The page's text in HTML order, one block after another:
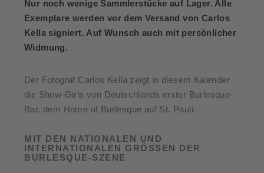
Nur noch wenige Sammlerstücke auf Lager. Alle
Exemplare werden vor dem Versand von Carlos
Kella signiert. Auf Wunsch auch mit persönlicher
Widmung.
Der Fotograf Carlos Kella zeigt in diesem Kalender
die Show-Girls von Deutschlands erster Burlesque-
Bar, dem Home of Burlesque auf St. Pauli.
MIT DEN NATIONALEN UND
INTERNATIONALEN GRÖSSEN DER B
URLESQUE-SZENE